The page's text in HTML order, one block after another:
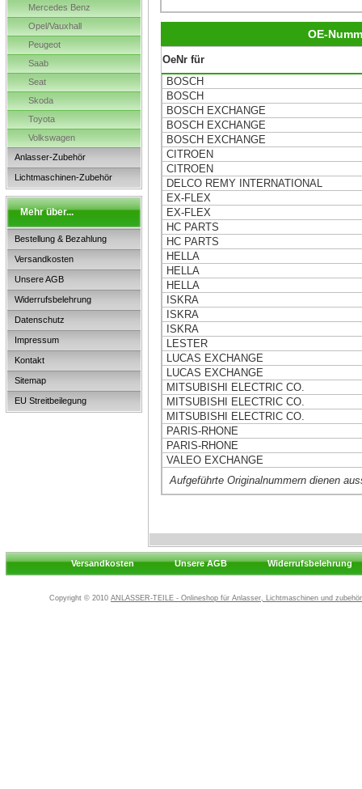
Mercedes Benz
Opel/Vauxhall
Peugeot
Saab
Seat
Skoda
Toyota
Volkswagen
Anlasser-Zubehör
Lichtmaschinen-Zubehör
Mehr über...
Bestellung & Bezahlung
Versandkosten
Unsere AGB
Widerrufsbelehrung
Datenschutz
Impressum
Kontakt
Sitemap
EU Streitbeilegung
OE-
OeNr für
Aufgeführte Originalnummern dienen
BOSCH
BOSCH
BOSCH EXCHANGE
BOSCH EXCHANGE
BOSCH EXCHANGE
CITROEN
CITROEN
DELCO REMY INTERNATIONAL
EX-FLEX
EX-FLEX
HC PARTS
HC PARTS
HELLA
HELLA
HELLA
ISKRA
ISKRA
ISKRA
LESTER
LUCAS EXCHANGE
LUCAS EXCHANGE
MITSUBISHI ELECTRIC CO.
MITSUBISHI ELECTRIC CO.
MITSUBISHI ELECTRIC CO.
PARIS-RHONE
PARIS-RHONE
VALEO EXCHANGE
Versandkosten Unsere AGB Widerrufsbelehrung
Copyright © 2010 ANLASSER-TEILE - Onlineshop für Anlasser, Lichtmaschinen und zubehör